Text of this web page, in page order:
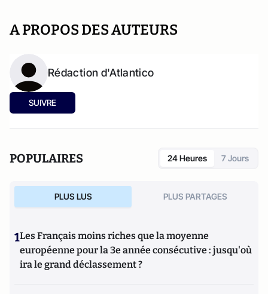
A PROPOS DES AUTEURS
Rédaction d'Atlantico
SUIVRE
POPULAIRES 24 Heures 7 Jours
PLUS LUS PLUS PARTAGES
1Les Français moins riches que la moyenne
européenne pour la 3e année consécutive : jusqu'où
ira le grand déclassement ?